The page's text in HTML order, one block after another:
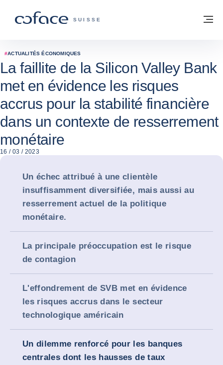
COFACE, FOR TRADE - PAGE
SUISSE
Retour à la page d'accueil
#ACTUALITÉS ÉCONOMIQUES
La faillite de la Silicon Valley Bank
met en évidence les risques
accrus pour la stabilité financière
dans un contexte de resserrement
monétaire
16 / 03 / 2023
Un échec attribué à une clientèle
insuffisamment diversifiée, mais aussi au
resserrement actuel de la politique
monétaire.
La principale préoccupation est le risque
de contagion
L'effondrement de SVB met en évidence
les risques accrus dans le secteur
technologique américain
Un dilemme renforcé pour les banques
centrales dont les hausses de taux